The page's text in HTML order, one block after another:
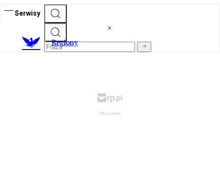
Serwisy
Regiony